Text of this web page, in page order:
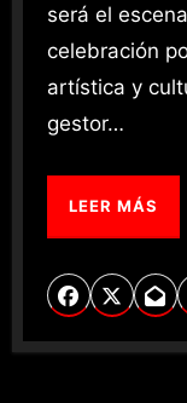
será el
celebración
artística y
gestor…
LEER MÁS